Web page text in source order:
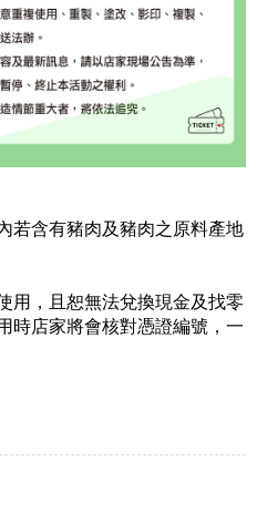
若含有豬肉及豬肉之原料產地
用，且恕無法兌換現金及找零
時店家將會核對憑證編號，一